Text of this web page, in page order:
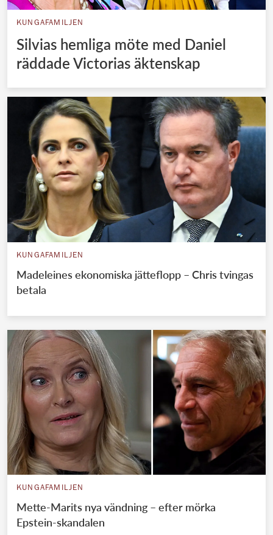
KUNGAFAMILJEN
Silvias hemliga möte med Daniel
räddade Victorias äktenskap
KUNGAFAMILJEN
Madeleines ekonomiska jätteflopp – Chris tvingas
betala
KUNGAFAMILJEN
Mette-Marits nya vändning – efter mörka
Epstein-skandalen